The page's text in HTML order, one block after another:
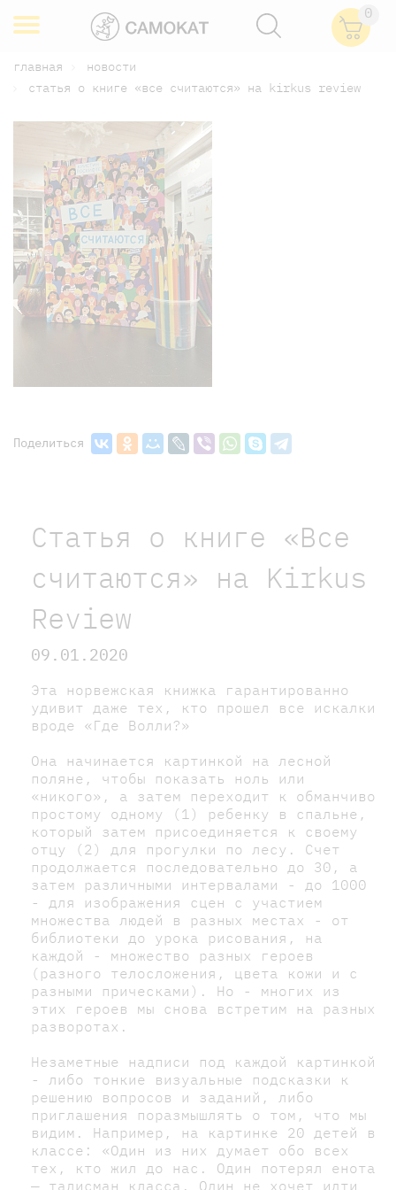
0
главная
новости
статья о книге «все считаются» на kirkus review
Поделиться
Статья о книге «Все
считаются» на Kirkus
Review
09.01.2020
Эта норвежская книжка гарантированно
удивит даже тех, кто прошел все искалки
вроде «Где Волли?»
Она начинается картинкой на лесной
поляне, чтобы показать ноль или
«никого», а затем переходит к обманчиво
простому одному (1) ребенку в спальне,
который затем присоединяется к своему
отцу (2) для прогулки по лесу. Счет
продолжается последовательно до 30, а
затем различными интервалами - до 1000
- для изображения сцен с участием
множества людей в разных местах - от
библиотеки до урока рисования, на
каждой - множество разных героев
(разного телосложения, цвета кожи и с
разными прическами). Но - многих из
этих героев мы снова встретим на разных
разворотах.
Незаметные надписи под каждой картинкой
- либо тонкие визуальные подсказки к
решению вопросов и заданий, либо
приглашения поразмышлять о том, что мы
видим. Например, на картинке 20 детей в
классе: «Один из них думает обо всех
тех, кто жил до нас. Один потерял енота
— талисман класса. Один не хочет идти